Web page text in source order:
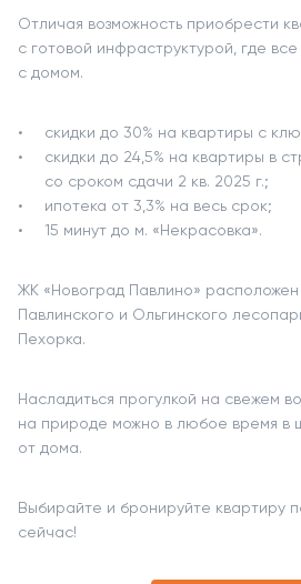
Отличая возможность приобрести
с готовой инфраструктурой, где
с домом.
скидки до 30% на квартиры с
скидки до 24,5% на квартиры в
со сроком сдачи 2 кв. 2025 г.;
ипотека от 3,3% на весь срок;
15 минут до м. «Некрасовка».
ЖК «Новоград Павлино» расположен
Павлинского и Ольгинского
Пехорка.
Насладиться прогулкой на свежем
на природе можно в любое время в
от дома.
Выбирайте и бронируйте квартиру
сейчас!